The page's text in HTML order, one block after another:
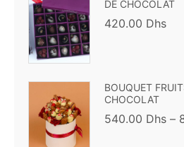
DE CHOCOLAT
420.00 Dhs
BOUQUET
CHOCOLAT
540.00 Dhs –